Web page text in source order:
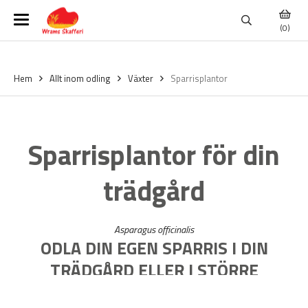
(0)
Hem Allt inom odling Växter Sparrisplantor
Sparrisplantor för din
trädgård
Asparagus officinalis
ODLA DIN EGEN SPARRIS I DIN
TRÄDGÅRD ELLER I STÖRRE